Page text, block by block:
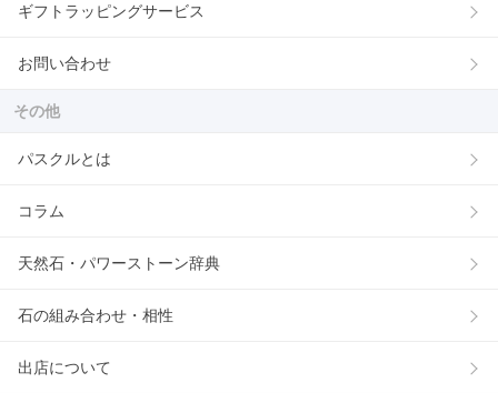
ギフトラッピングサービス
お問い合わせ
その他
パスクルとは
コラム
天然石・パワーストーン辞典
石の組み合わせ・相性
出店について